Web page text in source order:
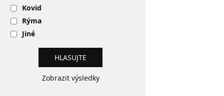
Kovid
Rýma
Jiné
Zobrazit výsledky